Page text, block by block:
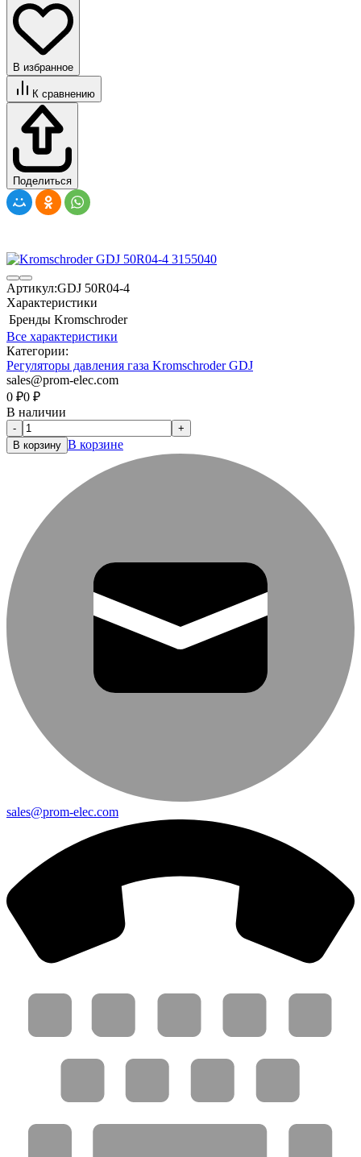
В избранное
К сравнению
Поделиться
Артикул:GDJ 50R04-4
Характеристики
Бренды Kromschroder
Все характеристики
Категории:
Регуляторы давления газа Kromschroder GDJ
sales@prom-elec.com
0 ₽0 ₽
В наличии
-
+
В корзину В корзине
sales@prom-elec.com